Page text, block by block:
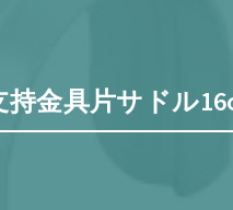
持金具片サドル